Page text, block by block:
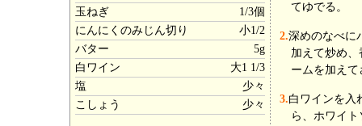
玉ねぎ
1/3個
にんにくのみじん切り
小1/2
バター
5g
白ワイン
大1 1/3
塩
少々
こしょう
少々
てゆでる。
2.深めのなべに
加えて炒め
ームを加え
3.白ワインを入
ら、ホワイ